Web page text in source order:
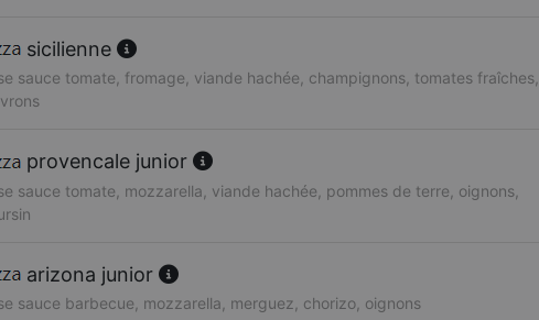
sicilienne
sauce tomate, fromage, viande hachée, champignons, tomates fraîches,
provencale junior
sauce tomate, mozzarella, viande hachée, pommes de terre, oignons,
arizona junior
sauce barbecue, mozzarella, merguez, chorizo, oignons